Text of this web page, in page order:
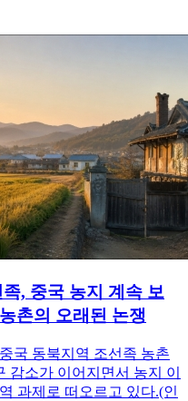
, 중국 농지 계속 보
촌의 오래된 논쟁
국 동북지역 조선족 농촌
감소가 이어지면서 농지 이
과제로 떠오르고 있다.(인